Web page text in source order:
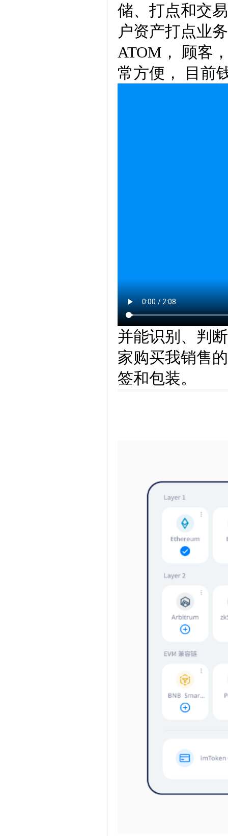
储、打点和交
户资产打点业
ATOM， 顾客
常方便， 目前
并能识别、判
家购买我销售
签和包装。